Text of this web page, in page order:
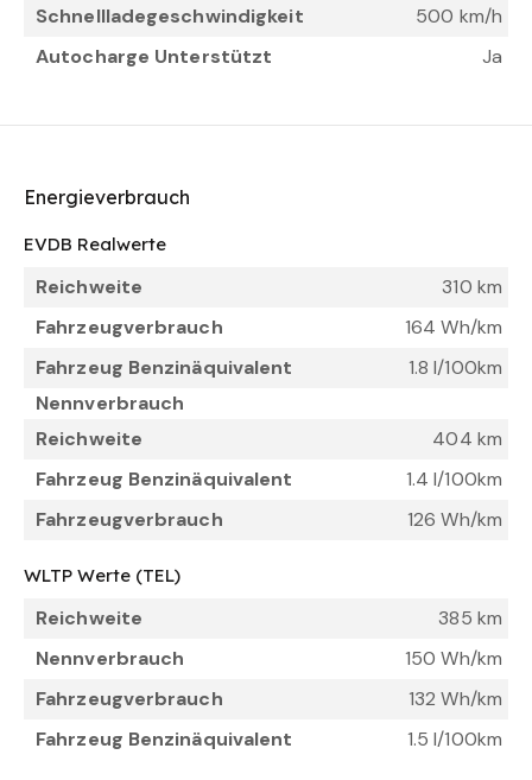
Schnellladegeschwindigkeit
500 km/h
Autocharge Unterstützt
Ja
Energieverbrauch
EVDB Realwerte
Reichweite
310 km
Fahrzeugverbrauch
164 Wh/km
Fahrzeug Benzinäquivalent
1.8 l/100km
Nennverbrauch
Reichweite
404 km
Fahrzeug Benzinäquivalent
1.4 l/100km
Fahrzeugverbrauch
126 Wh/km
WLTP Werte (TEL)
Reichweite
385 km
Nennverbrauch
150 Wh/km
Fahrzeugverbrauch
132 Wh/km
Fahrzeug Benzinäquivalent
1.5 l/100km